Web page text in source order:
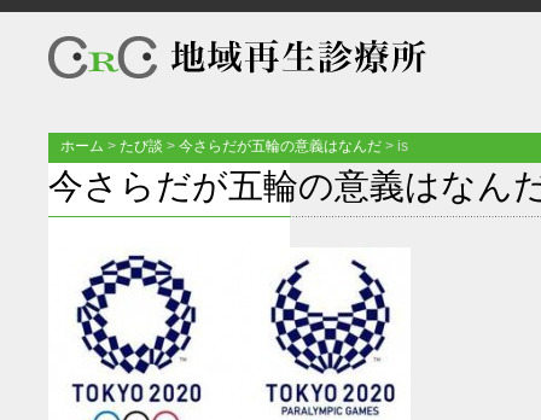
ホーム > たび談 > 今さらだが五輪の意義はなんだ > is
今さらだが五輪の意義はなん